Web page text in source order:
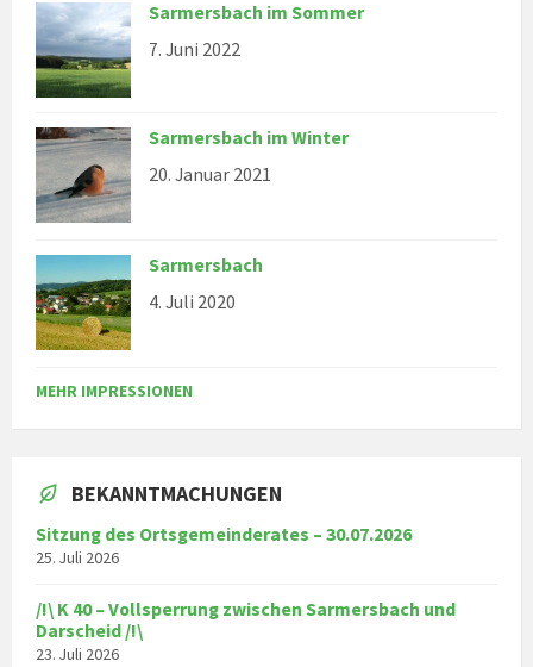
Sarmersbach im Sommer
7. Juni 2022
Sarmersbach im Winter
20. Januar 2021
Sarmersbach
4. Juli 2020
MEHR IMPRESSIONEN
BEKANNTMACHUNGEN
Sitzung des Ortsgemeinderates – 30.07.2026
25. Juli 2026
/!\ K 40 – Vollsperrung zwischen Sarmersbach und
Darscheid /!\
23. Juli 2026